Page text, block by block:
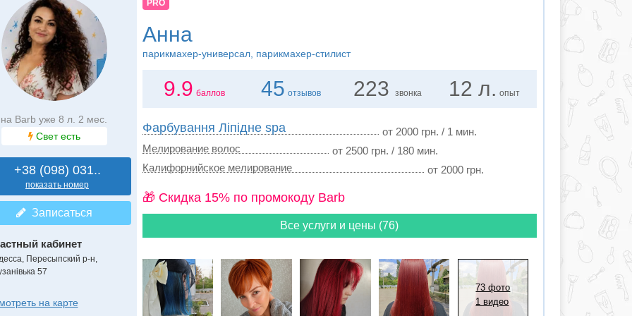
на Barb уже 8 л. 2 мес.
Свет есть
+38 (098) 031..
показать номер
Записаться
кабинет
Пересыпский р-н,
57
на карте
PRO
Анна
парикмахер-универсал, парикмахер-стилист
9.9 баллов 45 отзывов 223 звонка 12 л. опыт
Фарбування Ліпідне spa
от 2000 грн. / 1 мин.
Мелирование волос
от 2500 грн. / 180 мин.
Калифорнийское мелирование
от 2000 грн.
🎁 Cкидка 15% по промокоду Barb
Все услуги и цены (76)
73 фото
1 видео